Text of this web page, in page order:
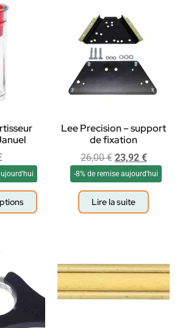
Lee Precision – support
de fixation
26,00€ 23,92 €
-8% de remise aujourd'hui
Lire la suite